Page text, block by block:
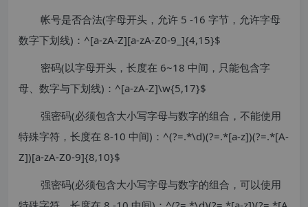
帐号是否合法(字母开头，允许 5 -16 字节，允许字母
数字下划线)：^[a-zA-Z][a-zA-Z0-9_]{4,15}$
密码(以字母开头，长度在 6~18 中间，只能包含字
母、数字与下划线)：^[a-zA-Z]\w{5,17}$
强密码(必须包含大小写字母与数字的组合，不能使用
特殊字符，长度在 8-10 中间)：^(?=.*\d)(?=.*[a-z])(?=.*[A-
Z])[a-zA-Z0-9]{8,10}$
强密码(必须包含大小写字母与数字的组合，可以使用